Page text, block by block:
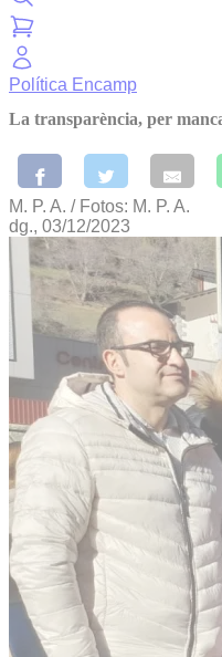
Política Encamp
La transparència, per
M. P. A. / Fotos: M. P. A.
dg., 03/12/2023